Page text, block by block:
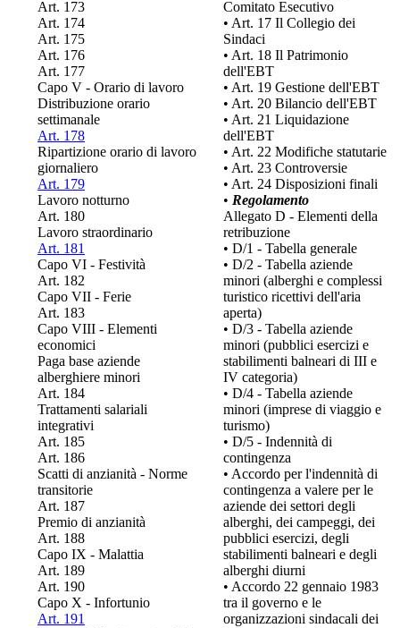
Art. 173
Art. 174
Art. 175
Art. 176
Art. 177
Capo V - Orario di lavoro
Distribuzione orario
settimanale
Art. 178
Ripartizione orario di lavoro
giornaliero
Art. 179
Lavoro notturno
Art. 180
Lavoro straordinario
Art. 181
Capo VI - Festività
Art. 182
Capo VII - Ferie
Art. 183
Capo VIII - Elementi
economici
Paga base aziende
alberghiere minori
Art. 184
Trattamenti salariali
integrativi
Art. 185
Art. 186
Scatti di anzianità - Norme
transitorie
Art. 187
Premio di anzianità
Art. 188
Capo IX - Malattia
Art. 189
Art. 190
Capo X - Infortunio
Art. 191
Comitato Esecutivo
• Art. 17 Il Collegio dei
Sindaci
• Art. 18 Il Patrimonio
dell'EBT
• Art. 19 Gestione dell'EBT
• Art. 20 Bilancio dell'EBT
• Art. 21 Liquidazione
dell'EBT
• Art. 22 Modifiche statutarie
• Art. 23 Controversie
• Art. 24 Disposizioni finali
• Regolamento
Allegato D - Elementi della
retribuzione
• D/1 - Tabella generale
• D/2 - Tabella aziende
minori (alberghi e complessi
turistico ricettivi dell'aria
aperta)
• D/3 - Tabella aziende
minori (pubblici esercizi e
stabilimenti balneari di III e
IV categoria)
• D/4 - Tabella aziende
minori (imprese di viaggio e
turismo)
• D/5 - Indennità di
contingenza
• Accordo per l'indennità di
contingenza a valere per le
aziende dei settori degli
alberghi, dei campeggi, dei
pubblici esercizi, degli
stabilimenti balneari e degli
alberghi diurni
• Accordo 22 gennaio 1983
tra il governo e le
organizzazioni sindacali dei